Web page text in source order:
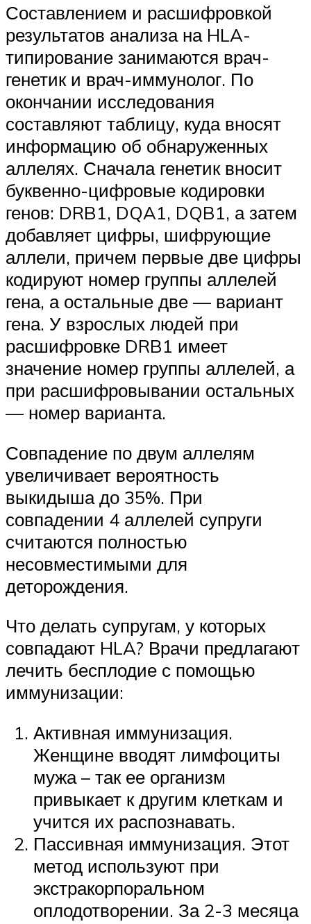
Составлением и расшифровкой
результатов анализа на HLA-
типирование занимаются врач-
генетик и врач-иммунолог. По
окончании исследования
составляют таблицу, куда вносят
информацию об обнаруженных
аллелях. Сначала генетик вносит
буквенно-цифровые кодировки
генов: DRB1, DQA1, DQB1, а затем
добавляет цифры, шифрующие
аллели, причем первые две цифры
кодируют номер группы аллелей
гена, а остальные две — вариант
гена. У взрослых людей при
расшифровке DRB1 имеет
значение номер группы аллелей, а
при расшифровывании остальных
— номер варианта.
Совпадение по двум аллелям
увеличивает вероятность
выкидыша до 35%. При
совпадении 4 аллелей супруги
считаются полностью
несовместимыми для
деторождения.
Что делать супругам, у которых
совпадают HLA? Врачи предлагают
лечить бесплодие с помощью
иммунизации:
Активная иммунизация.
Женщине вводят лимфоциты
мужа – так ее организм
привыкает к другим клеткам и
учится их распознавать.
Пассивная иммунизация. Этот
метод используют при
экстракорпоральном
оплодотворении. За 2-3 месяца